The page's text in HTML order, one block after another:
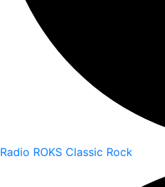
Radio ROKS Classic Rock